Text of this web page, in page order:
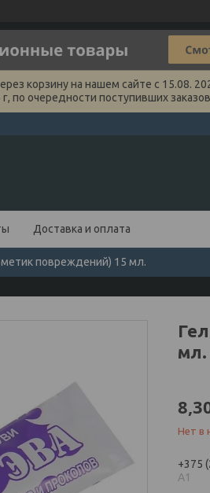
корзину на нашем сайте с 15.08.
по очередности поступивших
Доставка и оплата
повреждений) 15 мл.
мл.
Нет в
+375
А1